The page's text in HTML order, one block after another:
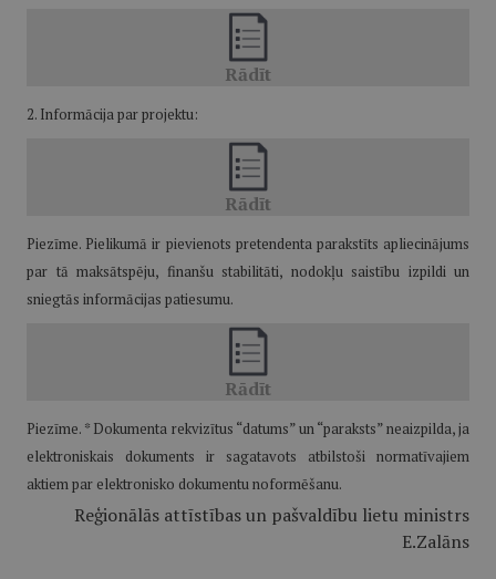
2. Informācija par projektu:
Piezīme. Pielikumā ir pievienots pretendenta parakstīts apliecinājums
par tā maksātspēju, finanšu stabilitāti, nodokļu saistību izpildi un
sniegtās informācijas patiesumu.
Piezīme. * Dokumenta rekvizītus “datums” un “paraksts” neaizpilda, ja
elektroniskais dokuments ir sagatavots atbilstoši normatīvajiem
aktiem par elektronisko dokumentu noformēšanu.
Reģionālās attīstības un pašvaldību lietu ministrs
E.Zalāns